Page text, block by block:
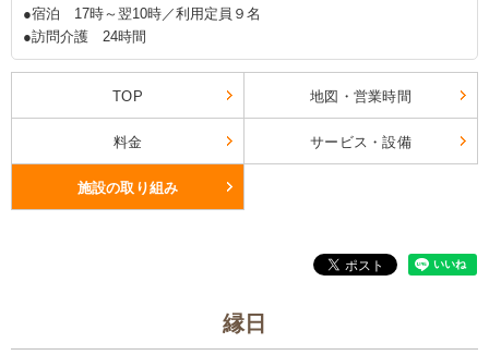
●宿泊 17時～翌10時／利用定員９名
●訪問介護 24時間
TOP 地図・営業時間
料金 サービス・設備
施設の取り組み
縁日